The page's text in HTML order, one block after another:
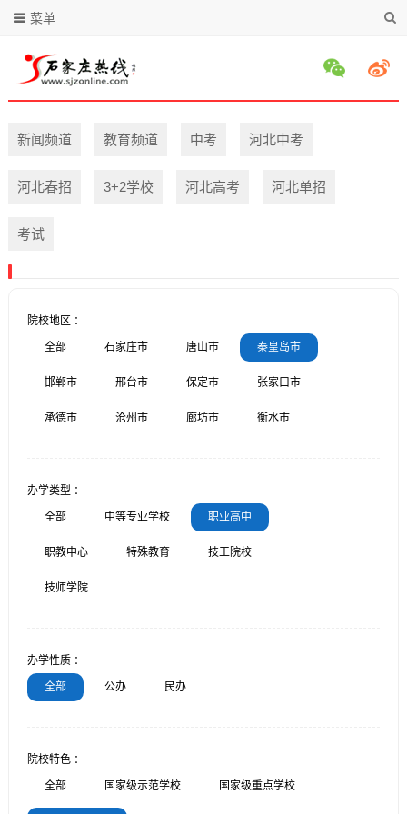
菜单
新闻频道 教育频道 中考 河北中考
河北春招 3+2学校 河北高考 河北单招
考试
院校地区 ：
全部 石家庄市 唐山市 秦皇岛市
邯郸市 邢台市 保定市 张家口市
承德市 沧州市 廊坊市 衡水市
办学类型 ：
全部 中等专业学校 职业高中
职教中心 特殊教育 技工院校
技师学院
办学性质 ：
全部 公办 民办
院校特色 ：
全部 国家级示范学校 国家级重点学校